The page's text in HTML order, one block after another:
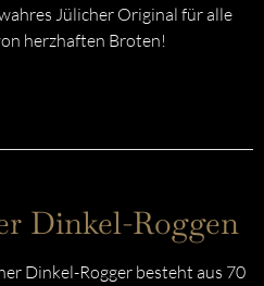
Jülicher Original für alle
herzhaften Broten!
Dinkel-Roggen
Dinkel-Rogger besteht aus 70